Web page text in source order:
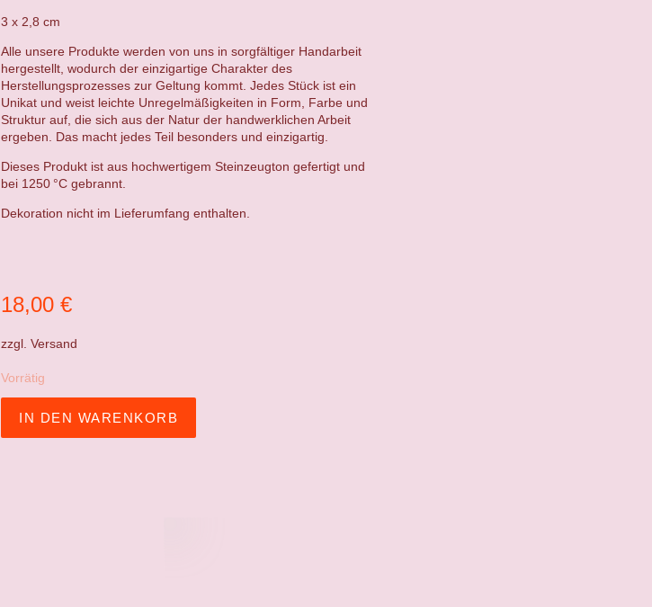
zzgl.Versand
18,00€
Vorrätig
IN DEN WARENKORB
3 x 2,8 cm
Alle unsere Produkte werden von uns in sorgfältiger Handarbeit
hergestellt, wodurch der einzigartige Charakter des
Herstellungsprozesses zur Geltung kommt. Jedes Stück ist ein
Unikat und weist leichte Unregelmäßigkeiten in Form, Farbe und
Struktur auf, die sich aus der Natur der handwerklichen Arbeit
ergeben. Das macht jedes Teil besonders und einzigartig.
Dieses Produkt ist aus hochwertigem Steinzeugton gefertigt und
bei 1250 °C gebrannt.
Dekoration nicht im Lieferumfang enthalten.